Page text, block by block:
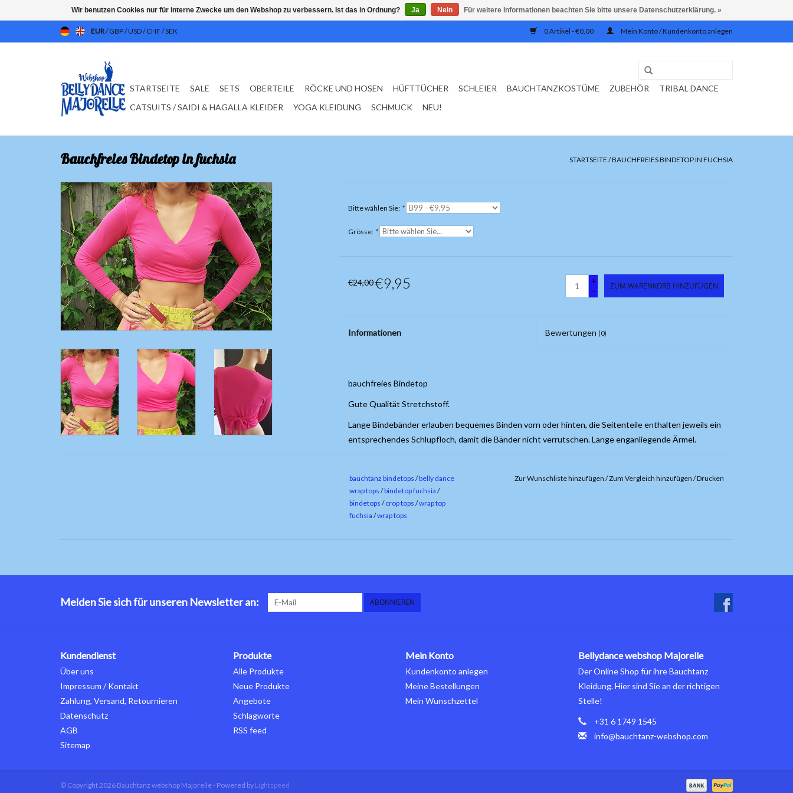
EUR/GBP/USD/CHF /SEK 0 Artikel - €0,00 Mein Konto / Kundenkonto anlegen
STARTSEITE SALE SETS OBERTEILE RÖCKE UND HOSEN HÜFTTÜCHER SCHLEIER BAUCHTANZKOSTÜME ZUBEHÖR
TRIBAL DANCE
CATSUITS / SAIDI & HAGALLA KLEIDER
YOGA KLEIDUNG SCHMUCK NEU!
Bauchfreies Bindetop in fuchsia STARTSEITE /BAUCHFREIES BINDETOP IN FUCHSIA
Bitte wählen Sie: *
Grösse: *
€24,00 €9,95
+
-
ZUM WARENKORB HINZUFÜGEN
Informationen Bewertungen (0)
bauchfreies Bindetop
Gute Qualität Stretchstoff.
Lange Bindebänder erlauben bequemes Binden vorn oder hinten, die Seitenteile enthalten jeweils ein
entsprechendes Schlupfloch, damit die Bänder nicht verrutschen. Lange enganliegende Ärmel.
bauchtanz bindetops /belly dance
wrap tops /bindetop fuchsia /
bindetops /crop tops /wrap top
fuchsia /wrap tops
Zur Wunschliste hinzufügen /Zum Vergleich hinzufügen /Drucken
Melden Sie sich für unseren Newsletter an: ABONNIEREN
Kundendienst
Über uns
Impressum / Kontakt
Zahlung, Versand, Retournieren
Datenschutz
AGB
Sitemap
Produkte
Alle Produkte
Neue Produkte
Angebote
Schlagworte
RSS feed
Mein Konto
Kundenkonto anlegen
Meine Bestellungen
Mein Wunschzettel
Bellydance webshop Majorelle
Der Online Shop für ihre Bauchtanz
Kleidung. Hier sind Sie an der richtigen
Stelle!
+31 6 1749 1545
info@bauchtanz-webshop.com
© Copyright 2026 Bauchtanz webshop Majorelle - Powered by Lightspeed
Wir benutzen Cookies nur für interne Zwecke um den Webshop zu verbessern. Ist das in Ordnung? Ja Nein Für weitere Informationen beachten Sie bitte unsere Datenschutzerklärung. »